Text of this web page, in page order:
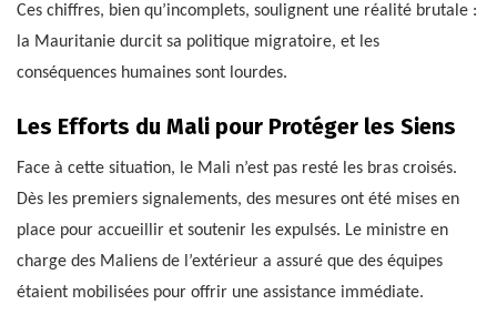
Ces chiffres, bien qu’incomplets, soulignent une réalité brutale :
la Mauritanie durcit sa politique migratoire, et les
conséquences humaines sont lourdes.
Les Efforts du Mali pour Protéger les Siens
Face à cette situation, le Mali n’est pas resté les bras croisés.
Dès les premiers signalements, des mesures ont été mises en
place pour accueillir et soutenir les expulsés. Le ministre en
charge des Maliens de l’extérieur a assuré que des équipes
étaient mobilisées pour offrir une assistance immédiate.